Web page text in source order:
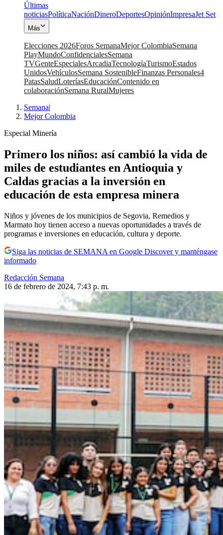
Últimas
noticiasPolíticaNaciónDineroDeportesOpiniónImpresaJet Set
Más
Elecciones 2026Foros SemanaMejor ColombiaSemana
PlayMundoConfidencialesSemana
TVGenteEspecialesArcadiaTecnologíaTurismoEstados
UnidosVehículosSemana SostenibleFinanzas Personales4
PatasSaludLoteríasEducaciónContenido en
colaboraciónSemana RuralMujeres
Semana|
Mejor Colombia
Especial Minería
Primero los niños: así cambió la vida de
miles de estudiantes en Antioquia y
Caldas gracias a la inversión en
educación de esta empresa minera
Niños y jóvenes de los municipios de Segovia, Remedios y
Marmato hoy tienen acceso a nuevas oportunidades a través de
programas e inversiones en educación, cultura y deporte.
Siga las noticias de SEMANA en Google Discover y manténgase
informado
Redacción Semana
16 de febrero de 2024, 7:43 p. m.